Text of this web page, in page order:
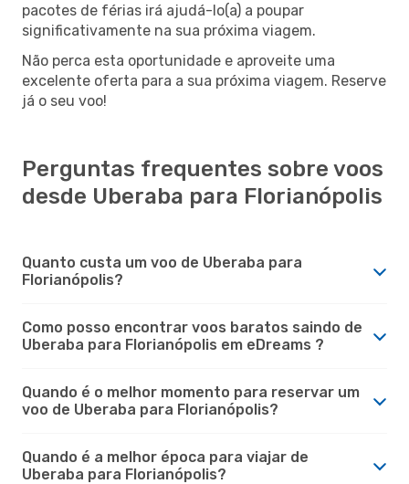
pacotes de férias irá ajudá-lo(a) a poupar
significativamente na sua próxima viagem.
Não perca esta oportunidade e aproveite uma
excelente oferta para a sua próxima viagem. Reserve
já o seu voo!
Perguntas frequentes sobre voos
desde Uberaba para Florianópolis
Quanto custa um voo de Uberaba para
Florianópolis?
Como posso encontrar voos baratos saindo de
Uberaba para Florianópolis em eDreams ?
Quando é o melhor momento para reservar um
voo de Uberaba para Florianópolis?
Quando é a melhor época para viajar de
Uberaba para Florianópolis?